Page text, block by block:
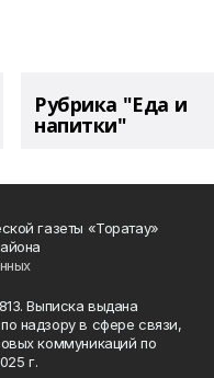
Рубрика "Еда и
напитки"
газеты «Торатау»
Выписка выдана
надзору в сфере связи,
коммуникаций по
г.